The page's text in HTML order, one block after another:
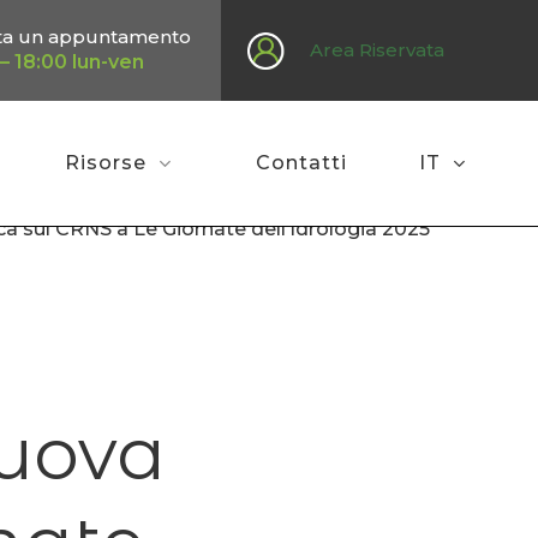
un appuntamento
18:00 lun-ven
Area Riservata
Risorse Contatti IT
sul CRNS a Le Giornate dell’Idrologia 2025